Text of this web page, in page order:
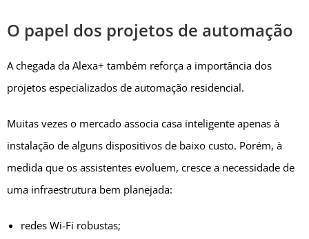
O papel dos projetos de automação
A chegada da Alexa+ também reforça a importância dos
projetos especializados de automação residencial.
Muitas vezes o mercado associa casa inteligente apenas à
instalação de alguns dispositivos de baixo custo. Porém, à
medida que os assistentes evoluem, cresce a necessidade de
uma infraestrutura bem planejada:
redes Wi-Fi robustas;